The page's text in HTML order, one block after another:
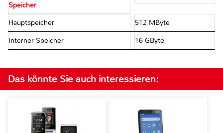
Speicher
Hauptspeicher 512 MByte
Interner Speicher 16 GByte
Das könnte Sie auch interessieren: